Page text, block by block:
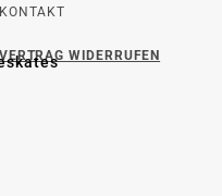
KONTAKT
VERTRAG WIDERRUFEN